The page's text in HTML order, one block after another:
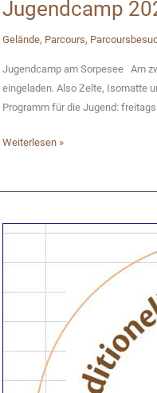
Jugendcamp
Gelände, Parcours,
Jugendcamp am Sorpesee Am
eingeladen. Also Zelte, Isomatte
Programm für die Jugend:
Jugendcamp
Weiterlesen »